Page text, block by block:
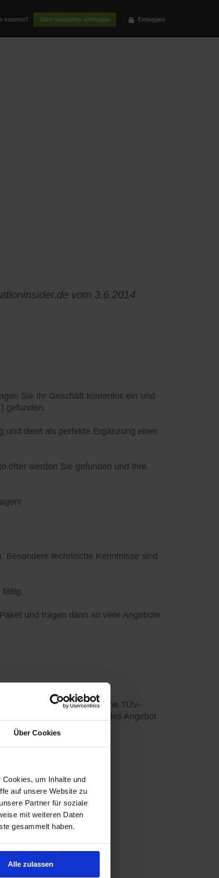
Über Cookies
um Inhalte und
auf unsere Website zu
Partner für soziale
mit weiteren Daten
gesammelt haben.
Alle zulassen
koomio? Jetzt kostenlos eintragen Einloggen
vom 3.6.2014
Sie Ihr Geschäft kostenlos ein und
gefunden.
und dient als perfekte Ergänzung einer
öfter werden Sie gefunden und Ihre
Besondere technische Kenntnisse sind
fällig.
und tragen dann so viele Angebote
einen Haarschnitt oder eine TÜV-
Zeitraum ein entsprechendes Angebot